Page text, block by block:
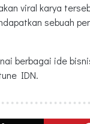
viral karya
sebuah
berbagai ide
IDN.